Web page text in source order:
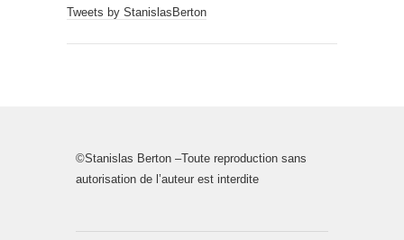
Tweets by StanislasBerton
©Stanislas Berton –Toute reproduction sans
autorisation de l’auteur est interdite